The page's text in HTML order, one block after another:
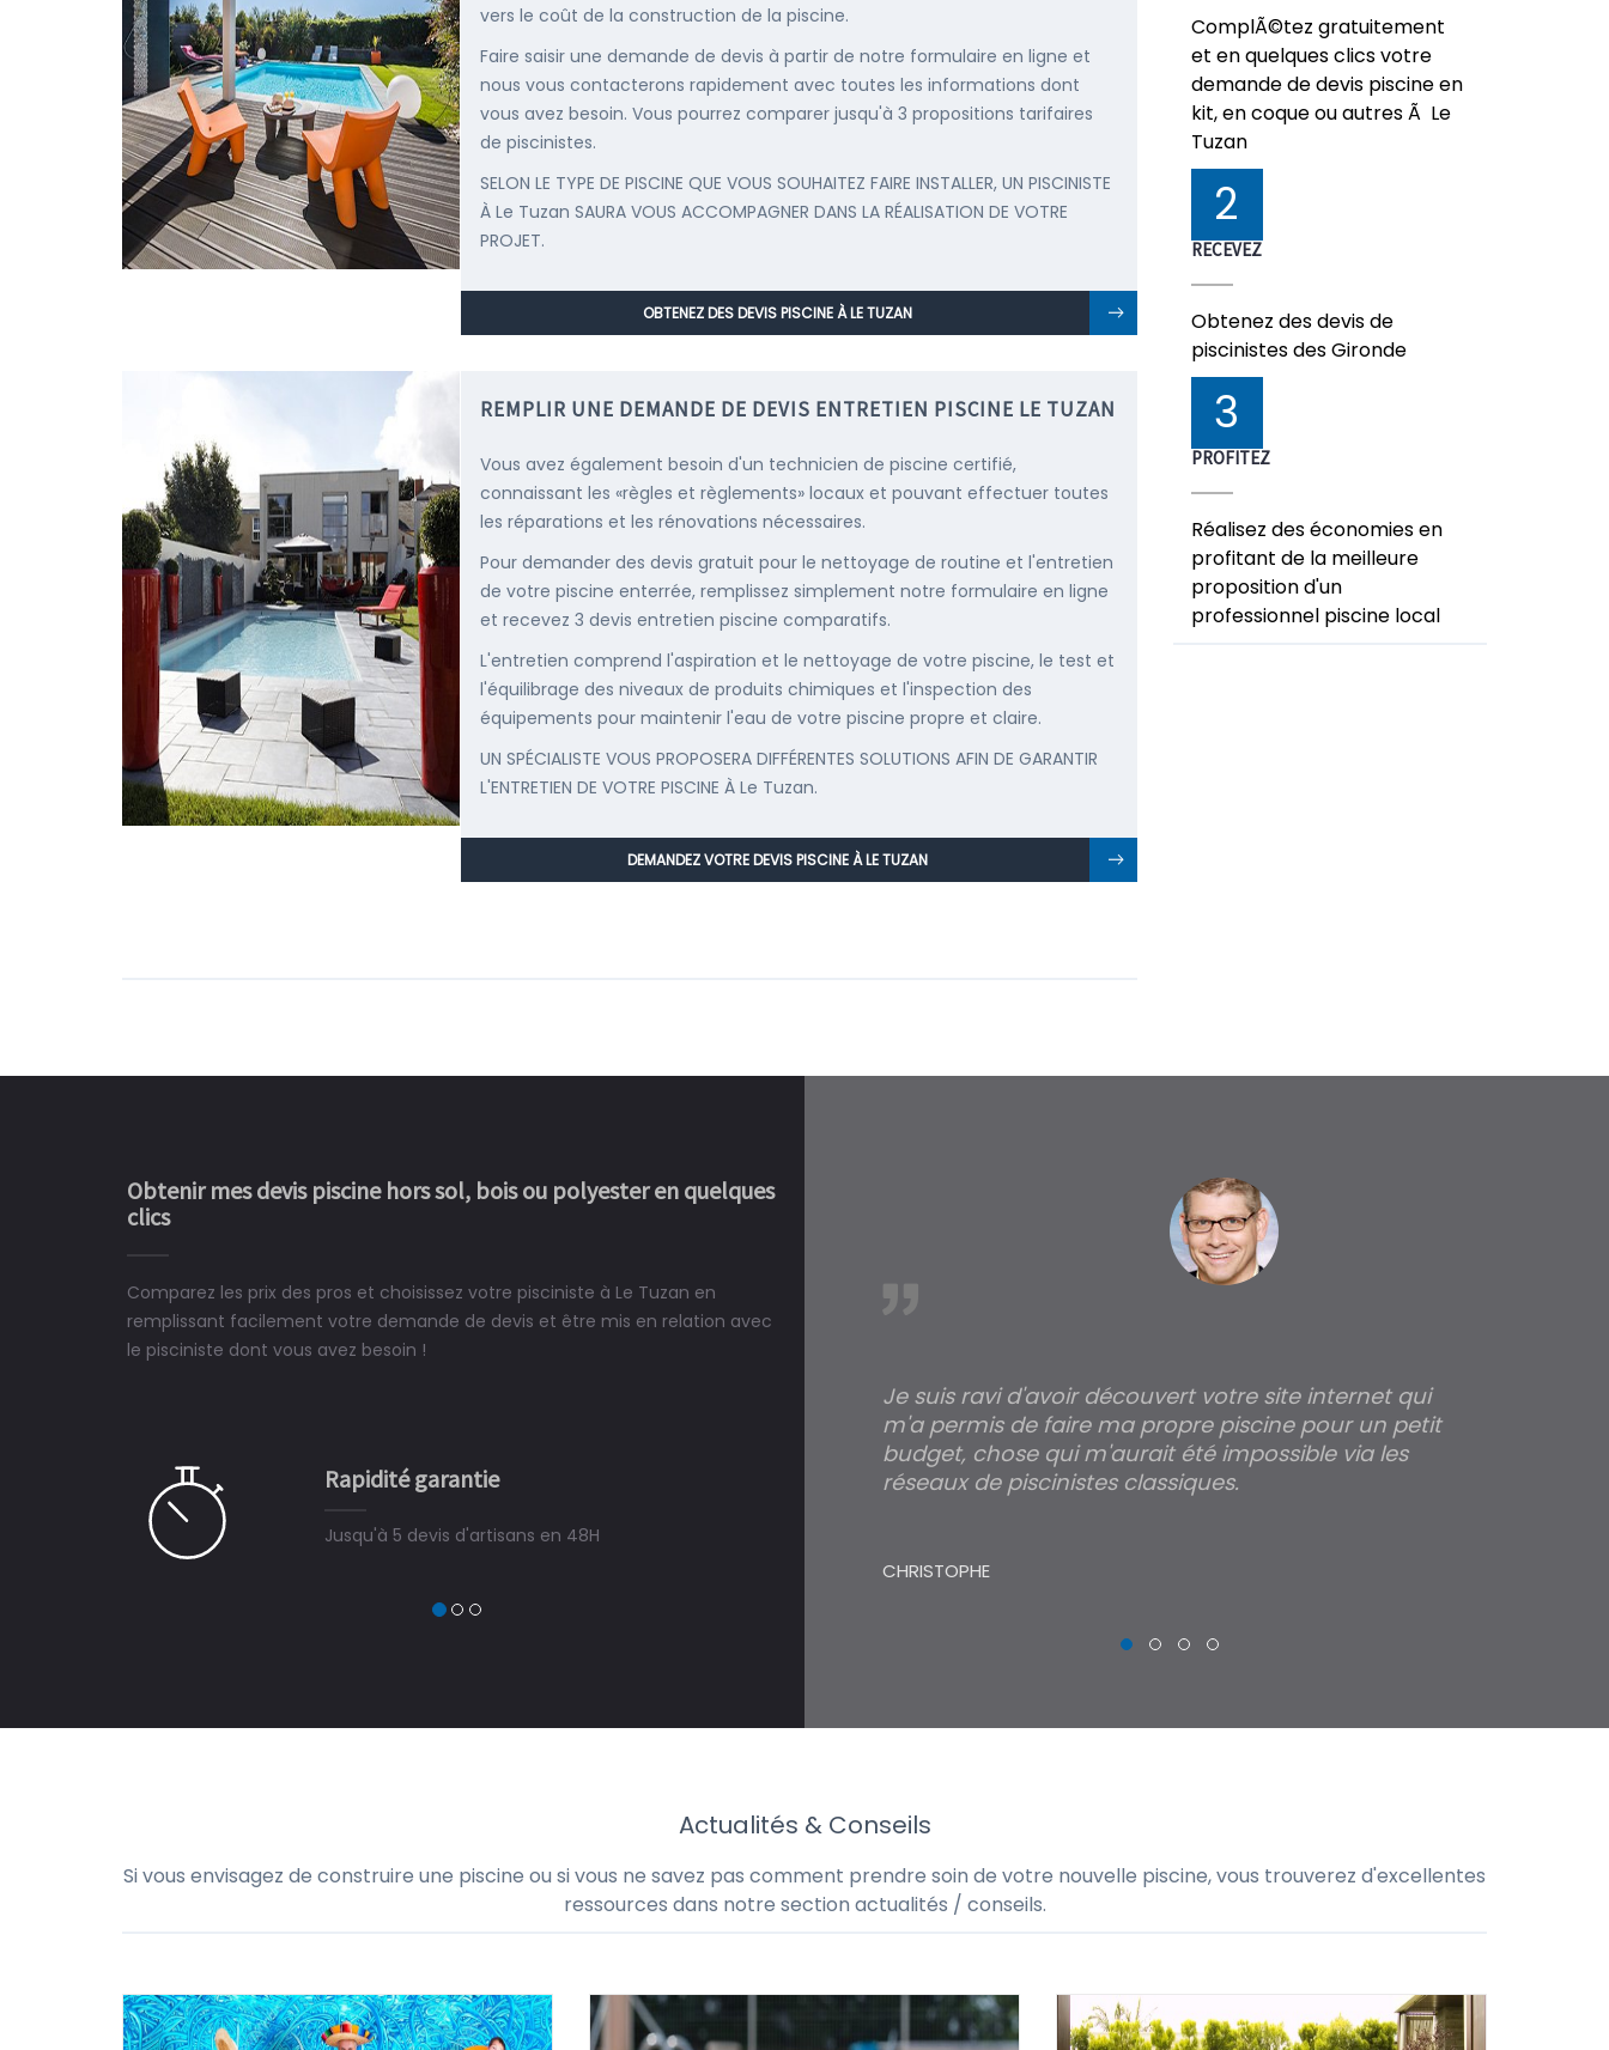
vers le coût de la construction de la piscine.
Faire saisir une demande de devis à partir de notre formulaire en ligne et
nous vous contacterons rapidement avec toutes les informations dont
vous avez besoin. Vous pourrez comparer jusqu'à 3 propositions tarifaires
de piscinistes.
SELON LE TYPE DE PISCINE QUE VOUS SOUHAITEZ FAIRE INSTALLER, UN PISCINISTE
À Le Tuzan SAURA VOUS ACCOMPAGNER DANS LA RÉALISATION DE VOTRE
PROJET.
OBTENEZ DES DEVIS PISCINE À LE TUZAN
REMPLIR UNE DEMANDE DE DEVIS ENTRETIEN PISCINE LE TUZAN
Vous avez également besoin d'un technicien de piscine certifié,
connaissant les «règles et règlements» locaux et pouvant effectuer toutes
les réparations et les rénovations nécessaires.
Pour demander des devis gratuit pour le nettoyage de routine et l'entretien
de votre piscine enterrée, remplissez simplement notre formulaire en ligne
et recevez 3 devis entretien piscine comparatifs.
L'entretien comprend l'aspiration et le nettoyage de votre piscine, le test et
l'équilibrage des niveaux de produits chimiques et l'inspection des
équipements pour maintenir l'eau de votre piscine propre et claire.
UN SPÉCIALISTE VOUS PROPOSERA DIFFÉRENTES SOLUTIONS AFIN DE GARANTIR
L'ENTRETIEN DE VOTRE PISCINE À Le Tuzan.
DEMANDEZ VOTRE DEVIS PISCINE À LE TUZAN
ComplÃ©tez gratuitement
et en quelques clics votre
demande de devis piscine en
kit, en coque ou autres Ã Le
Tuzan
2
RECEVEZ
Obtenez des devis de
piscinistes des Gironde
3
PROFITEZ
Réalisez des économies en
profitant de la meilleure
proposition d'un
professionnel piscine local
Obtenir mes devis piscine hors sol, bois ou polyester en quelques
clics
Comparez les prix des pros et choisissez votre pisciniste à Le Tuzan en
remplissant facilement votre demande de devis et être mis en relation avec
le pisciniste dont vous avez besoin !
Rapidité garantie
Jusqu'à 5 devis d'artisans en 48H
ne peut plus s'en passer.
Le rêve devient enfin réalité, une piscine est bien
construit chez moi.
Je suis ravi d'avoir découvert votre site internet qui
m'a permis de faire ma propre piscine pour un petit
budget, chose qui m'aurait été impossible via les
réseaux de piscinistes classiques.
CHRISTOPHE
Actualités & Conseils
Si vous envisagez de construire une piscine ou si vous ne savez pas comment prendre soin de votre nouvelle piscine, vous trouverez d'excellentes
ressources dans notre section actualités / conseils.